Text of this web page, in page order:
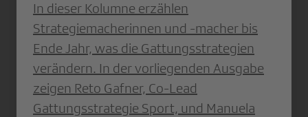
In dieser Kolumne erzählen
Strategiemacherinnen und -macher bis
Ende Jahr, was die Gattungsstrategien
verändern. In der vorliegenden Ausgabe
zeigen Reto Gafner, Co-Lead
Gattungsstrategie Sport, und Manuela